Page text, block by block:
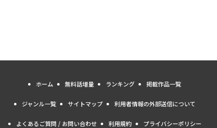
ホーム 無料話増量 ランキング 掲載作品一覧
ジャンル一覧 サイトマップ 利用者情報の外部送信について
よくあるご質問 / お問い合わせ 利用規約 プライバシーポリシー